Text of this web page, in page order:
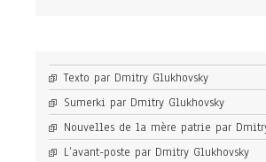
Texto par Dmitry Glukhovsky
Sumerki par Dmitry Glukhovsky
Nouvelles de la mère patrie par
L’avant-poste par Dmitry Glukhovsky